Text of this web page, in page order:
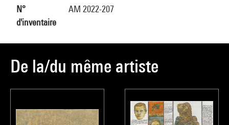
N°
d'inventaire
AM 2022-207
De la/du même artiste